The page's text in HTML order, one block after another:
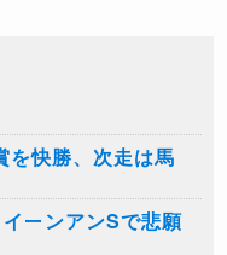
を快勝、次走は馬
ーンアンSで悲願